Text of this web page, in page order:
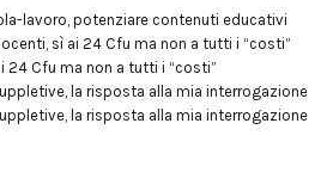
lavoro, potenziare contenuti educativi
sì ai 24 Cfu ma non a tutti i “costi”
24 Cfu ma non a tutti i “costi”
la risposta alla mia interrogazione
la risposta alla mia interrogazione